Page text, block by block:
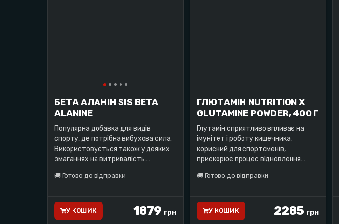
БЕТА АЛАНІН SIS BETA
ALANINE
Популярна добавка для видів
спорту, де потрібна вибухова сила.
Використовується також у деяких
змаганнях на витривалість.
🚚 Готово до відправки
У КОШИК 1879 грн
ГЛЮТАМІН NUTRITION X
GLUTAMINE POWDER, 400 Г
Глутамін сприятливо впливає на
імунітет і роботу кишечника,
корисний для спортсменів,
прискорює процес відновлення
Упаковка: 400 г
🚚 Готово до відправки
У КОШИК 2285 грн